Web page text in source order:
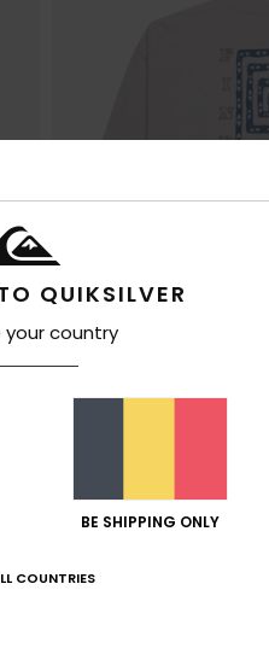
QUIKSILVER
your country
BE SHIPPING ONLY
COUNTRIES